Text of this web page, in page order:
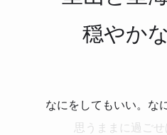
穏やか
なにをしてもいい。な
思うままに過ごせ